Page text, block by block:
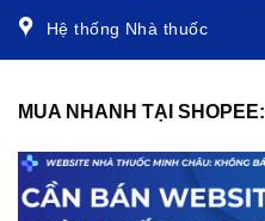
Hệ thống Nhà thuốc
MUA NHANH TẠI SHOPEE: